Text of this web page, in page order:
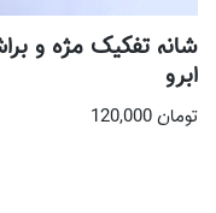
شانه تفکیک مژه و
ابرو
تومان